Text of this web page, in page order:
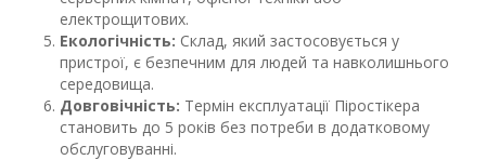
електрощитових.
Екологічність: Склад, який застосовується у
пристрої, є безпечним для людей та навколишнього
середовища.
Довговічність: Термін експлуатації Піростікера
становить до 5 років без потреби в додатковому
обслуговуванні.